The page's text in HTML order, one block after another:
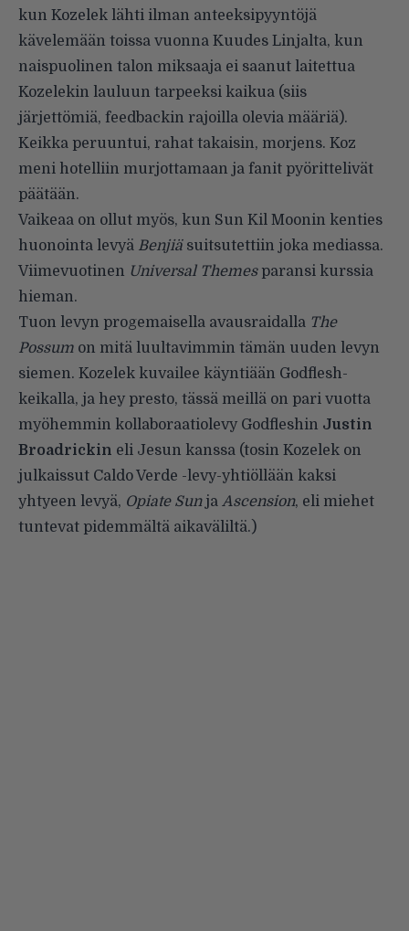
kun Kozelek lähti ilman anteeksipyyntöjä
kävelemään toissa vuonna Kuudes Linjalta, kun
naispuolinen talon miksaaja ei saanut laitettua
Kozelekin lauluun tarpeeksi kaikua (siis
järjettömiä, feedbackin rajoilla olevia määriä).
Keikka peruuntui, rahat takaisin, morjens. Koz
meni hotelliin murjottamaan ja fanit pyörittelivät
päätään.
Vaikeaa on ollut myös, kun Sun Kil Moonin kenties
huonointa levyä Benjiäsuitsutettiin joka mediassa.
Viimevuotinen Universal Themesparansi kurssia
hieman.
Tuon levyn progemaisella avausraidalla The
Possum on mitä luultavimmin tämän uuden levyn
siemen. Kozelek kuvailee käyntiään Godflesh-
keikalla, ja hey presto, tässä meillä on pari vuotta
myöhemmin kollaboraatiolevy Godfleshin Justin
Broadrickin eli Jesun kanssa (tosin Kozelek on
julkaissut Caldo Verde -levy-yhtiöllään kaksi
yhtyeen levyä, Opiate Sunja Ascension, eli miehet
tuntevat pidemmältä aikaväliltä.)